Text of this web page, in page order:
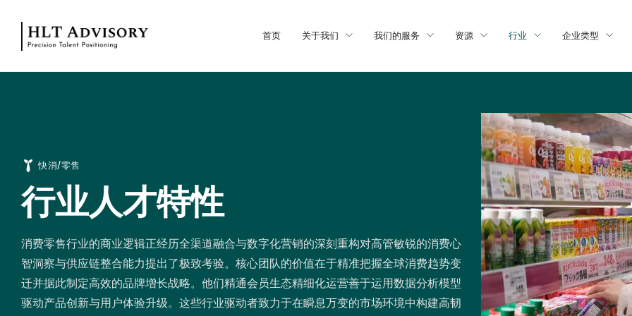
首页 关于我们 我们的服务 资源 行业 企业类型
快消/零售
行业人才特性
消费零售行业的商业逻辑正经历全渠道融合与数字化营销的深刻重构对高管敏锐的消费心
智洞察与供应链整合能力提出了极致考验。核心团队的价值在于精准把握全球消费趋势变
迁并据此制定高效的品牌增长战略。他们精通会员生态精细化运营善于运用数据分析模型
驱动产品创新与用户体验升级。这些行业驱动者致力于在瞬息万变的市场环境中构建高韧